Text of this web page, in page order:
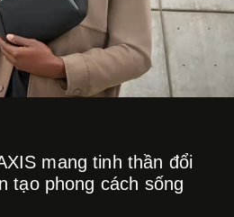
mang tinh thần đổi
tạo phong cách sống